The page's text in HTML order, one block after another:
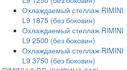
Охлаждаемый стеллаж RIMINI
L9 1875 (без боковин)
Охлаждаемый стеллаж RIMINI
L9 2500 (без боковин)
Охлаждаемый стеллаж RIMINI
L9 3750 (без боковин)